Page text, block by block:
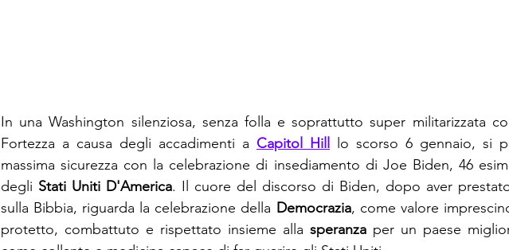
In una Washington silenziosa, senza folla e soprattutto super militarizzata
Fortezza a causa degli accadimenti a Capitol Hill
lo scorso 6 gennaio, si
massima sicurezza con la celebrazione di insediamento di Joe Biden, 46
degli Stati Uniti D'America. Il cuore del discorso di Biden, dopo aver
sulla Bibbia, riguarda la celebrazione della Democrazia, come valore
protetto, combattuto e rispettato insieme alla speranza per un paese